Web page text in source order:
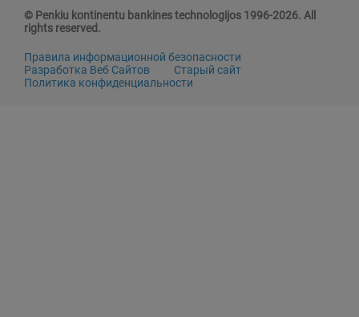
© Penkiu kontinentu bankines technologijos 1996-2026. All
rights reserved.
Правила информационной безопасности
Разработка Веб Сайтов
Старый сайт
Политика конфиденциальности